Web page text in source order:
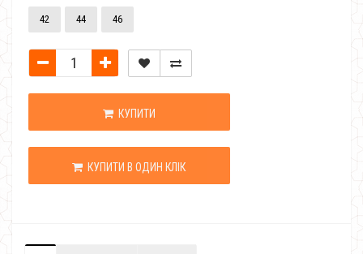
42 44 46
КУПИТИ
КУПИТИ В ОДИН КЛІК